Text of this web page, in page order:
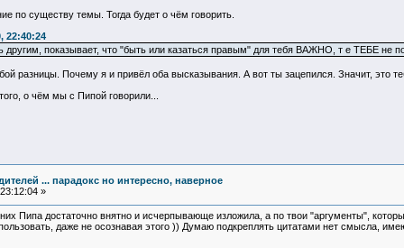
по существу темы. Тогда будет о чём говорить.
22:40:24
другим, показывает, что "быть или казаться правым" для тебя ВАЖНО, т е ТЕБЕ не
разницы. Почему я и привёл оба высказывания. А вот ты зацепился. Значит, это
о чём мы с Пипой говорили...
... парадокс но интересно, наверное
»
Пипа достаточно внятно и исчерпывающе изложила, а по твои "аргументы",
даже не осознавая этого )) Думаю подкреплять цитатами нет смысла,